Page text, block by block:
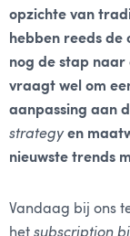
opzichte van
hebben reeds de
nog de stap naar
vraagt wel om
aanpassing aan
strategyen
nieuwste trends
Vandaag bij ons
het subscription